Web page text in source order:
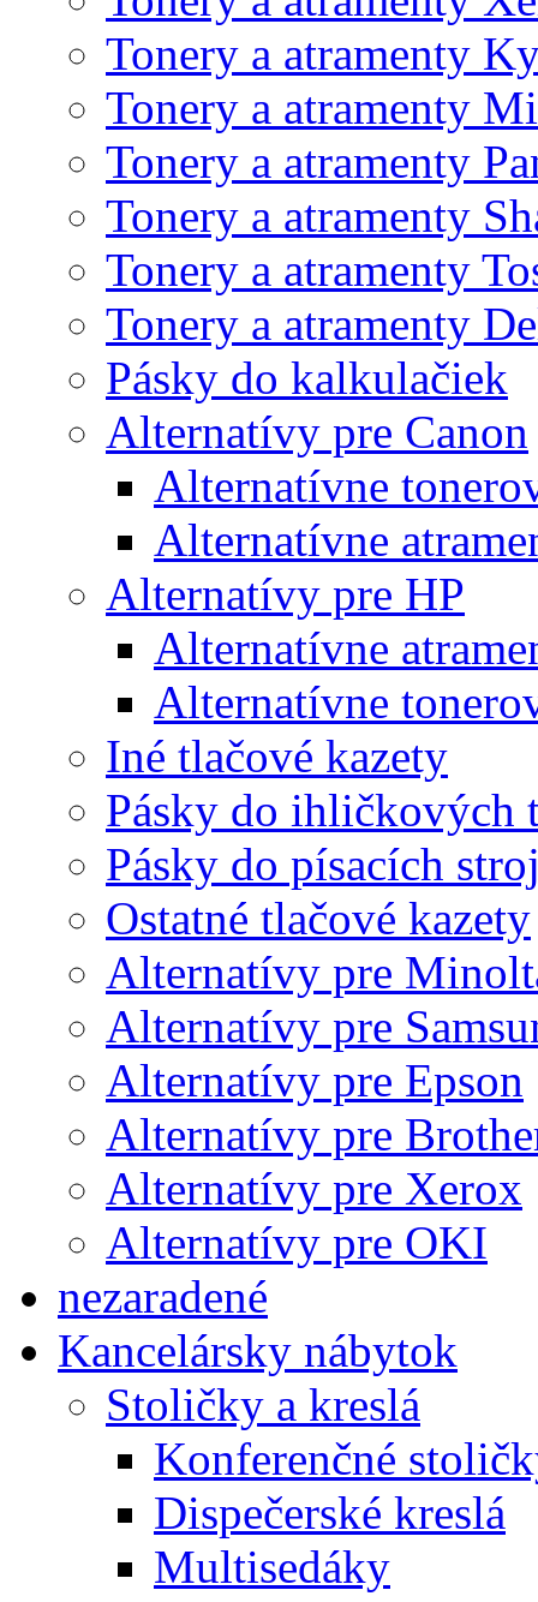
Tonery a atramenty
Tonery a atramenty
Tonery a atramenty
Tonery a atramenty
Tonery a atramenty
Tonery a atramenty
Pásky do kalkulačiek
Alternatívy pre Canon
Alternatívne
Alternatívne
Alternatívy pre HP
Alternatívne
Alternatívne
Iné tlačové kazety
Pásky do ihličkových
Pásky do písacích
Ostatné tlačové kazety
Alternatívy pre
Alternatívy pre
Alternatívy pre Epson
Alternatívy pre
Alternatívy pre Xerox
Alternatívy pre OKI
nezaradené
Kancelársky nábytok
Stoličky a kreslá
Konferenčné
Dispečerské kreslá
Multisedáky